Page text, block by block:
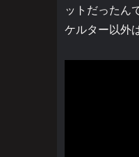
ットだったん
ケルター以外